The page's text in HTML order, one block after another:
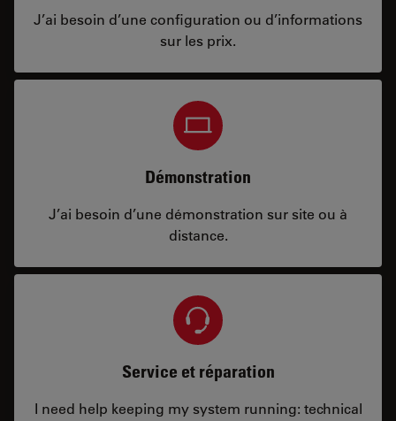
J’ai besoin d’une configuration ou d’informations
sur les prix.
Démonstration
J’ai besoin d’une démonstration sur site ou à
distance.
Service et réparation
I need help keeping my system running: technical